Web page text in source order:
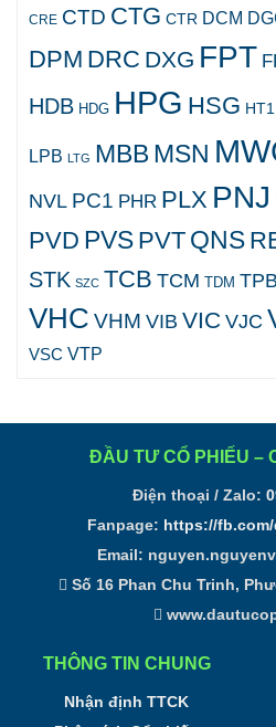
CRE CTD CTG CTR DCM
DPM DRC DXG FPT
HDB HDG HPG HSG HT1
LPB LTG MBBMSN
NVL PC1 PHR PLX PNJ
PVD PVS PVT QNS
STK SZC TCB TCM TDM TPB
VHC VHM VIB VICVJC
VSC VTP
ĐẦU TƯ CỔ PHIẾU –
Điện thoại / Zalo:
Fanpage: https://
Email:
Số 16 Phan Chu Trinh,
THÔNG TIN CHUNG
Nhận định TTCK